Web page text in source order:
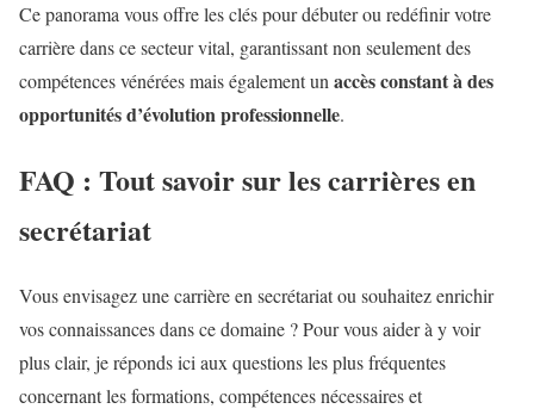
Ce panorama vous offre les clés pour débuter ou redéfinir votre
carrière dans ce secteur vital, garantissant non seulement des
compétences vénérées mais également un accès constant à des
opportunités d’évolution professionnelle.
FAQ : Tout savoir sur les carrières en
secrétariat
Vous envisagez une carrière en secrétariat ou souhaitez enrichir
vos connaissances dans ce domaine ? Pour vous aider à y voir
plus clair, je réponds ici aux questions les plus fréquentes
concernant les formations, compétences nécessaires et